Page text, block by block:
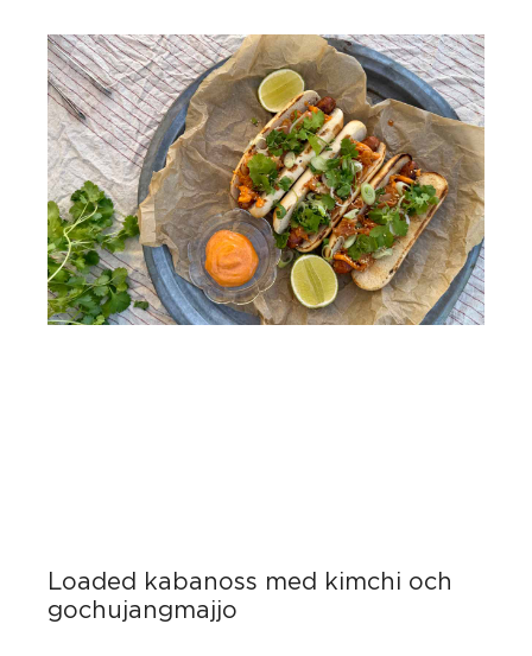
Loaded kabanoss med kimchi och
gochujangmajjo